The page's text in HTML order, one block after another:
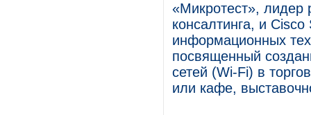
«Микротест», лидер
консалтинга, и
информационных
посвященный
сетей (Wi-Fi) в
или кафе,